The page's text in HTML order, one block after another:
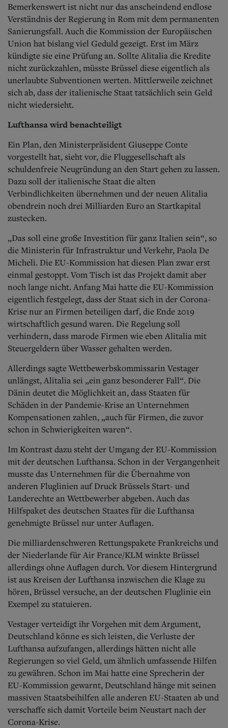
Bemerkenswert ist nicht nur das anscheindend endlose
Verständnis der Regierung in Rom mit dem permanenten
Sanierungsfall. Auch die Kommission der Europäischen
Union hat bislang viel Geduld gezeigt. Erst im März
kündigte sie eine Prüfung an. Sollte Alitalia die Kredite
nicht zurückzahlen, müsste Brüssel diese eigentlich als
unerlaubte Subventionen werten. Mittlerweile zeichnet
sich ab, dass der italienische Staat tatsächlich sein Geld
nicht wiedersieht.
Lufthansa wird benachteiligt
Ein Plan, den Ministerpräsident Giuseppe Conte
vorgestellt hat, sieht vor, die Fluggesellschaft als
schuldenfreie Neugründung an den Start gehen zu lassen.
Dazu soll der italienische Staat die alten
Verbindlichkeiten übernehmen und der neuen Alitalia
obendrein noch drei Milliarden Euro an Startkapital
zustecken.
„Das soll eine große Investition für ganz Italien sein“, so
die Ministerin für Infrastruktur und Verkehr, Paola De
Micheli. Die EU-Kommission hat diesen Plan zwar erst
einmal gestoppt. Vom Tisch ist das Projekt damit aber
noch lange nicht. Anfang Mai hatte die EU-Kommission
eigentlich festgelegt, dass der Staat sich in der Corona-
Krise nur an Firmen beteiligen darf, die Ende 2019
wirtschaftlich gesund waren. Die Regelung soll
verhindern, dass marode Firmen wie eben Alitalia mit
Steuergeldern über Wasser gehalten werden.
Allerdings sagte Wettbewerbskommissarin Vestager
unlängst, Alitalia sei „ein ganz besonderer Fall“. Die
Dänin deutet die Möglichkeit an, dass Staaten für
Schäden in der Pandemie-Krise an Unternehmen
Kompensationen zahlen, „auch für Firmen, die zuvor
schon in Schwierigkeiten waren“.
Im Kontrast dazu steht der Umgang der EU-Kommission
mit der deutschen Lufthansa. Schon in der Vergangenheit
musste das Unternehmen für die Übernahme von
anderen Fluglinien auf Druck Brüssels Start- und
Landerechte an Wettbewerber abgeben. Auch das
Hilfspaket des deutschen Staates für die Lufthansa
genehmigte Brüssel nur unter Auflagen.
Die milliardenschweren Rettungspakete Frankreichs und
der Niederlande für Air France/KLM winkte Brüssel
allerdings ohne Auflagen durch. Vor diesem Hintergrund
ist aus Kreisen der Lufthansa inzwischen die Klage zu
hören, Brüssel versuche, an der deutschen Fluglinie ein
Exempel zu statuieren.
Vestager verteidigt ihr Vorgehen mit dem Argument,
Deutschland könne es sich leisten, die Verluste der
Lufthansa aufzufangen, allerdings hätten nicht alle
Regierungen so viel Geld, um ähnlich umfassende Hilfen
zu gewähren. Schon im Mai hatte eine Sprecherin der
EU-Kommission gewarnt, Deutschland hänge mit seinen
massiven Staatsbeihilfen alle anderen EU-Staaten ab und
verschaffe sich damit Vorteile beim Neustart nach der
Corona-Krise.